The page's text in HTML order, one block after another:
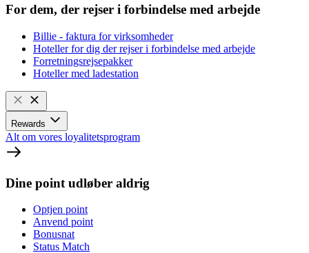
For dem, der rejser i forbindelse med arbejde
Billie - faktura for virksomheder
Hoteller for dig der rejser i forbindelse med arbejde
Forretningsrejsepakker
Hoteller med ladestation
Rewards
Alt om vores loyalitetsprogram
Dine point udløber aldrig
Optjen point
Anvend point
Bonusnat
Status Match